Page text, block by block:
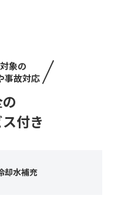
象の
事故対応
付き
却水補充